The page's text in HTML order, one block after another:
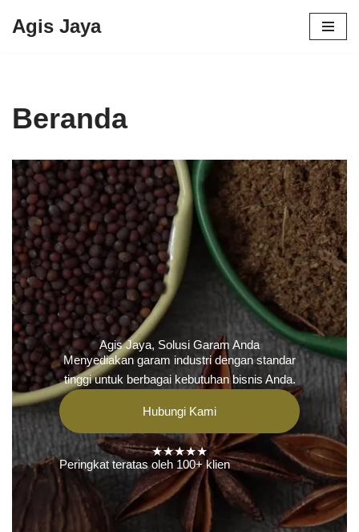
Agis Jaya
Beranda
Agis Jaya, Solusi Garam Anda
Menyediakan garam industri dengan standar
tinggi untuk berbagai kebutuhan bisnis Anda.
Hubungi Kami
★★★★★
Peringkat teratas oleh 100+ klien